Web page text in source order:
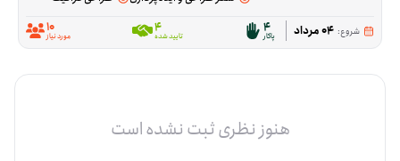
شروع: 04 مرداد 4
پاکار 4
تایید شده 10
مورد نیاز
هنوز نظری ثبت نشده است